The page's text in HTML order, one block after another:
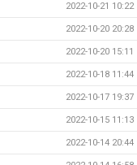
2022-10-21 10:22
2022-10-20 20:28
2022-10-20 15:11
2022-10-18 11:44
2022-10-17 19:37
2022-10-15 11:13
2022-10-14 20:44